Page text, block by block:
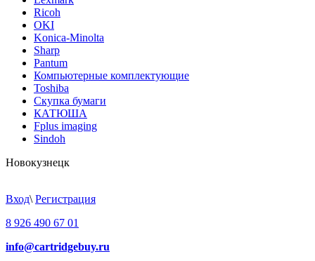
Ricoh
OKI
Konica-Minolta
Sharp
Pantum
Компьютерные комплектующие
Toshiba
Скупка бумаги
КАТЮША
Fplus imaging
Sindoh
Новокузнецк
Вход\ Регистрация
8 926 490 67 01
info@cartridgebuy.ru